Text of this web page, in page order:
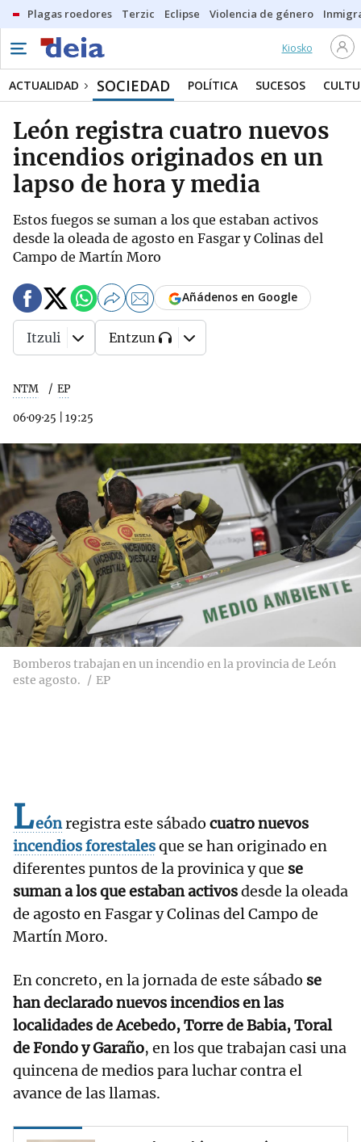
Plagas roedores Terzic Eclipse Violencia de género
Kiosko
ACTUALIDAD SOCIEDAD POLÍTICA SUCESOS
León registra cuatro nuevos
incendios originados en un
lapso de hora y media
Estos fuegos se suman a los que estaban activos
desde la oleada de agosto en Fasgar y Colinas del
Campo de Martín Moro
NTM EP
06·09·25 19:25
Añádenos en Google
Itzuli Entzun
Bomberos trabajan en un incendio en la provincia de León
este agosto.
EP
Leónregistra este sábado cuatro nuevos
incendios forestalesque se han originado en
diferentes puntos de la provinica y que se
suman a los que estaban activosdesde la oleada
de agosto en Fasgar y Colinas del Campo de
Martín Moro.
En concreto, en la jornada de este sábado se
han declarado nuevos incendios en las
localidades de Acebedo, Torre de Babia, Toral
de Fondo y Garaño, en los que trabajan casi una
quincena de medios para luchar contra el
avance de las llamas.